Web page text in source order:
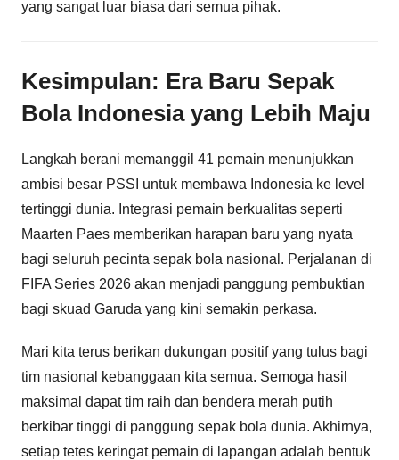
yang sangat luar biasa dari semua pihak.
Kesimpulan: Era Baru Sepak
Bola Indonesia yang Lebih Maju
Langkah berani memanggil 41 pemain menunjukkan
ambisi besar PSSI untuk membawa Indonesia ke level
tertinggi dunia. Integrasi pemain berkualitas seperti
Maarten Paes memberikan harapan baru yang nyata
bagi seluruh pecinta sepak bola nasional. Perjalanan di
FIFA Series 2026 akan menjadi panggung pembuktian
bagi skuad Garuda yang kini semakin perkasa.
Mari kita terus berikan dukungan positif yang tulus bagi
tim nasional kebanggaan kita semua. Semoga hasil
maksimal dapat tim raih dan bendera merah putih
berkibar tinggi di panggung sepak bola dunia. Akhirnya,
setiap tetes keringat pemain di lapangan adalah bentuk